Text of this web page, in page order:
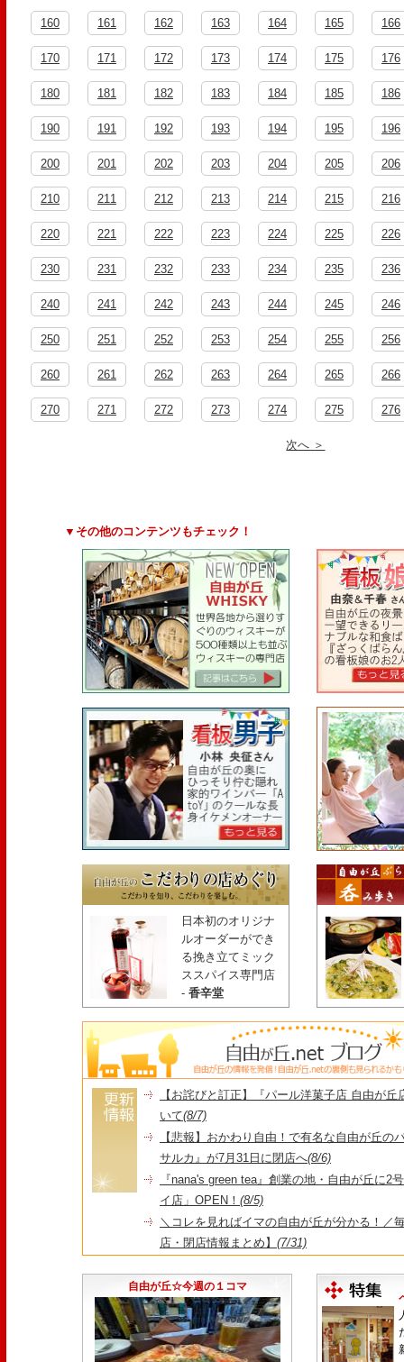
160 161 162 163 164 165 166
170 171 172 173 174 175 176
180 181 182 183 184 185 186
190 191 192 193 194 195 196
200 201 202 203 204 205 206
210 211 212 213 214 215 216
220 221 222 223 224 225 226
230 231 232 233 234 235 236
240 241 242 243 244 245 246
250 251 252 253 254 255 256
260 261 262 263 264 265 266
270 271 272 273 274 275 276
次へ ＞
▼その他のコンテンツもチェック！
日本初のオリジナ
ルオーダーができ
る挽き立てミック
ススパイス専門店
- 香辛堂
【お詫びと訂正】『パール洋菓子店 自由が
いて(8/7)
【悲報】おかわり自由！で有名な自由が丘の
サルカ』が7月31日に閉店へ(8/6)
『nana's green tea』創業の地・自由が丘に2
イ店」OPEN！ (8/5)
＼コレを見ればイマの自由が丘が分かる！／
店・閉店情報まとめ】 (7/31)
永久パス配布も！
自由が丘☆今週の１コマ